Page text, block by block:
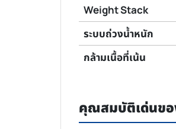
Weight Stack
ระบบถ่วงน้ำหนัก
กล้ามเนื้อที่เน้น
คุณสมบัติเด่นขอ